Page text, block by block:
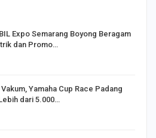
Expo Semarang Boyong Beragam
dan Promo…
Vakum, Yamaha Cup Race Padang
dari 5.000…